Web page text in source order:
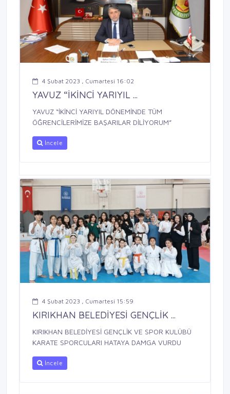
4 Şubat 2023 , Cumartesi 16:02
YAVUZ “İKİNCİ YARIYIL ...
YAVUZ “İKİNCİ YARIYIL DÖNEMİNDE TÜM
ÖĞRENCİLERİMİZE BAŞARILAR DİLİYORUM”
İncele
4 Şubat 2023 , Cumartesi 15:59
KIRIKHAN BELEDİYESİ GENÇLİK ...
KIRIKHAN BELEDİYESİ GENÇLİK VE SPOR KULÜBÜ
KARATE SPORCULARI HATAYA DAMGA VURDU
İncele